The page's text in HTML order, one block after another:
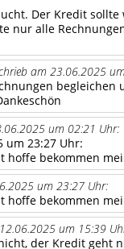
Der Kredit
nur alle
am 23.06.2025
um 02:21 Uhr:
um 23:27 Uhr:
hoffe bekommen
um 23:27 Uhr:
hoffe bekommen
um 15:39
der Kredit geht